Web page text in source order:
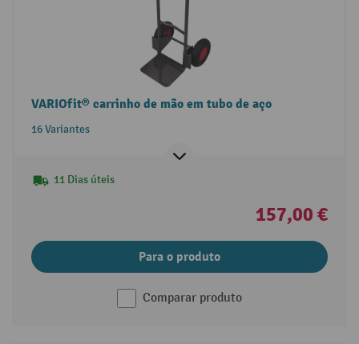
VARIOfit® carrinho de mão em tubo de aço
16 Variantes
11 Dias úteis
157,00 €
Para o produto
Comparar produto